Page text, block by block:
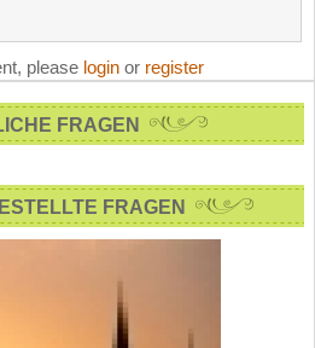
please login or register
FRAGEN
FRAGEN